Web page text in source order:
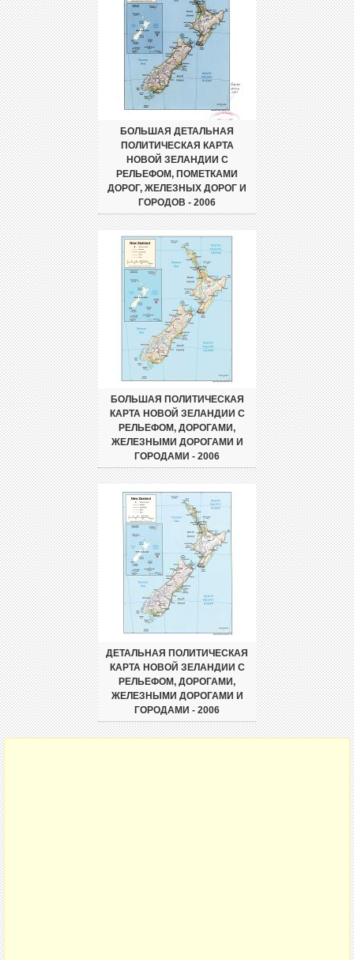
БОЛЬШАЯ ДЕТАЛЬНАЯ
ПОЛИТИЧЕСКАЯ КАРТА
НОВОЙ ЗЕЛАНДИИ С
РЕЛЬЕФОМ, ПОМЕТКАМИ
ДОРОГ, ЖЕЛЕЗНЫХ ДОРОГ И
ГОРОДОВ - 2006
БОЛЬШАЯ ПОЛИТИЧЕСКАЯ
КАРТА НОВОЙ ЗЕЛАНДИИ С
РЕЛЬЕФОМ, ДОРОГАМИ,
ЖЕЛЕЗНЫМИ ДОРОГАМИ И
ГОРОДАМИ - 2006
ДЕТАЛЬНАЯ ПОЛИТИЧЕСКАЯ
КАРТА НОВОЙ ЗЕЛАНДИИ С
РЕЛЬЕФОМ, ДОРОГАМИ,
ЖЕЛЕЗНЫМИ ДОРОГАМИ И
ГОРОДАМИ - 2006